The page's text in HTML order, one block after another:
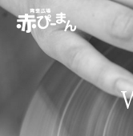
イベン